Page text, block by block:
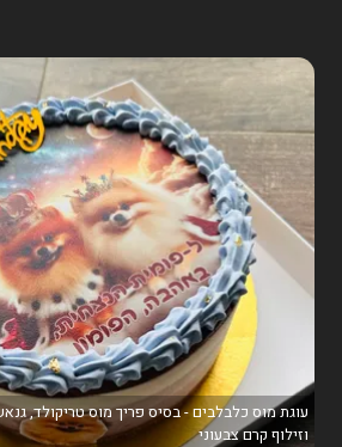
עוגת מוס כלבלבים - בסיס פריך מוס טריקולד,
וזילוף קרם צבעוני